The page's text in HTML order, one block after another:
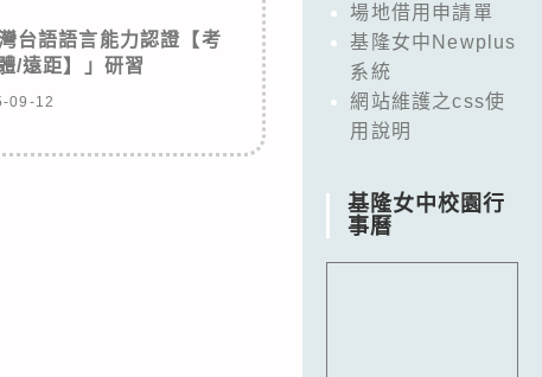
台語語言能力認證【考
/遠距】」研習
09-12
場地借用申請單
基隆女中Newplus
系統
網站維護之css使
用說明
基隆女中校園行
事曆